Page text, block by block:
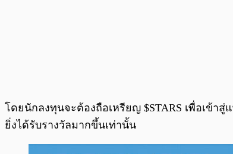
โดยนักลงทุนจะต้องถือเหรียญ $STARS เพื่อเข้า
ยิ่งได้รับรางวัลมากขึ้นเท่านั้น